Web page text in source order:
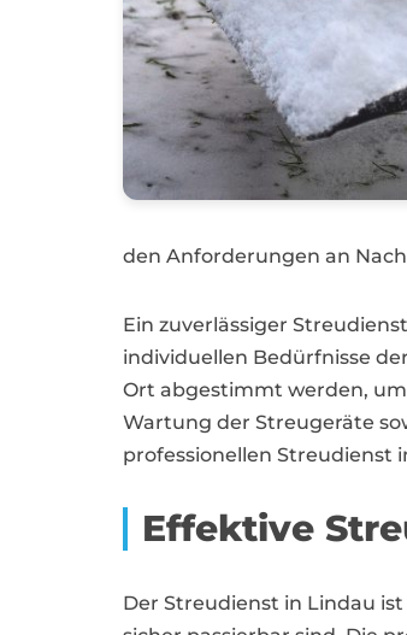
den Anforderungen an
Ein zuverlässiger
individuellen Bedürfnisse
Ort abgestimmt werden,
Wartung der Streugeräte
professionellen Streudienst
Effektive
Der Streudienst in Lindau